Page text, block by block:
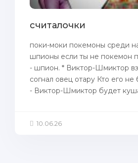
считалочки
поки-моки покемоны среди
шпионы если ты не покемон
- шпион. * Виктор-Шмиктор
согнал овец отару Кто его не
- Виктор-Шмиктор будет
10.06.26